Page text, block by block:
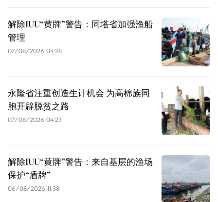
解除IUU“黄牌”警告：同塔省加强渔船
管理
07/08/2026 04:28
永隆省注重创造生计机会 为高棉族同
胞开辟脱贫之路
07/08/2026 04:23
解除IUU“黄牌”警告：来自基层的渔场
保护“盾牌”
06/08/2026 11:38